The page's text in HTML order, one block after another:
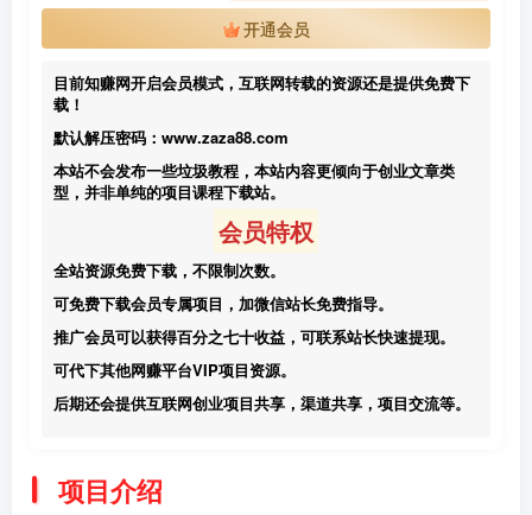
开通会员
目前知赚网开启会员模式，互联网转载的资源还是提供免费下
载！
默认解压密码：www.zaza88.com
本站不会发布一些垃圾教程，本站内容更倾向于创业文章类
型，并非单纯的项目课程下载站。
会员特权
全站资源免费下载，不限制次数。
可免费下载会员专属项目，加微信站长免费指导。
推广会员可以获得百分之七十收益，可联系站长快速提现。
可代下其他网赚平台VIP项目资源。
后期还会提供互联网创业项目共享，渠道共享，项目交流等。
项目介绍